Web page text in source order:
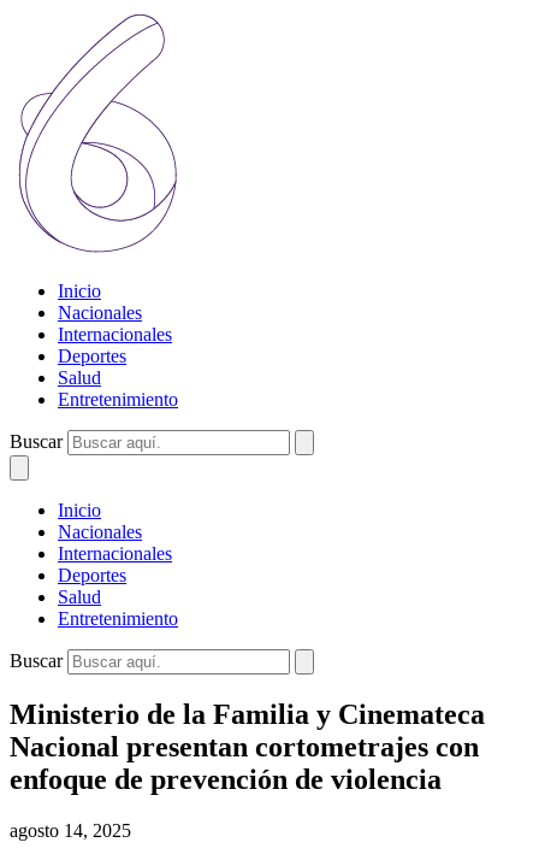
Inicio
Nacionales
Internacionales
Deportes
Salud
Entretenimiento
Buscar
Inicio
Nacionales
Internacionales
Deportes
Salud
Entretenimiento
Buscar
Ministerio de la Familia y Cinemateca
Nacional presentan cortometrajes con
enfoque de prevención de violencia
agosto 14, 2025